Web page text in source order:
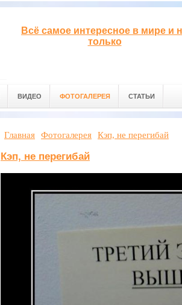
Всё самое интересное в мире и
только
ВИДЕО ФОТОГАЛЕРЕЯ СТАТЬИ
Главная Фотогалерея Кэп, не перегибай
Кэп, не перегибай